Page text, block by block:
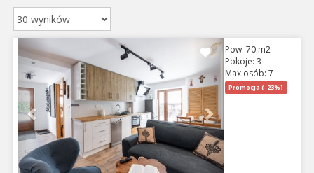
Previous NextPow: 70 m2
Pokoje: 3
Max osób: 7
Promocja (-23%)